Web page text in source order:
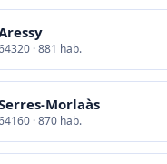
· 881 hab.
Morlaàs
· 870 hab.